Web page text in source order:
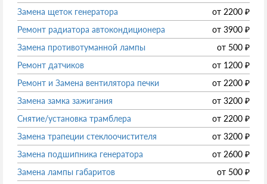
Замена щеток генератора
от 2200 ₽
Ремонт радиатора автокондиционера
от 3900 ₽
Замена противотуманной лампы
от 500 ₽
Ремонт датчиков
от 1200 ₽
Ремонт и Замена вентилятора печки
от 2200 ₽
Замена замка зажигания
от 3200 ₽
Снятие/установка трамблера
от 2200 ₽
Замена трапеции стеклоочистителя
от 3200 ₽
Замена подшипника генератора
от 2600 ₽
Замена лампы габаритов
от 500 ₽